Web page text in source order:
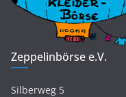
Zeppelinbörse e.V.
Silberweg 5